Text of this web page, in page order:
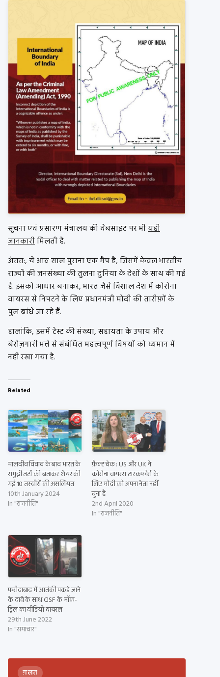
सूचना एवं प्रसारण मंत्रालय की वेबसाइट पर भीयही
जानकारीमिलती है.
अंतत:, ये आठ साल पुराना एक मैप है, जिसमें केवल भारतीय
राज्यों की जनसंख्या की तुलना दुनिया के देशों के साथ की गई
है. इसको आधार बनाकर, भारत जैसे विशाल देश में कोरोना
वायरस से निपटने के लिए प्रधानमंत्री मोदी की तारीफ़ों के
पुल बांधे जा रहे हैं.
हालांकि, इसमें टेस्ट की संख्या, सहायता के उपाय और
बेरोज़गारी भत्ते से संबंधित महत्वपूर्ण विषयों को ध्यमान में
नहीं रखा गया है.
Related
मालदीव विवाद के बाद भारत के
समुद्री तटों की बताकर शेयर की
गईं 10 तस्वीरों की असलियत
10th January 2024
In "राजनीति"
फ़ैक्ट चेक : US और UK ने
कोरोना वायरस टास्कफ़ोर्स के
लिए मोदी को अपना नेता नहीं
चुना है
2nd April 2020
In "राजनीति"
फरीदाबाद में आतंकी पकड़े जाने
के दावे के साथ CISF के मॉक-
ड्रिल का वीडियो वायरल
29th June 2022
In "समाचार"
ग़लत